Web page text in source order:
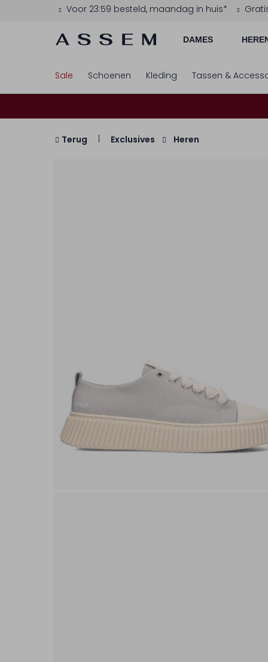
Voor 23:59 besteld, maandag in huis*
DAMES
Sale Schoenen Kleding Tassen &
Terug Exclusives Heren